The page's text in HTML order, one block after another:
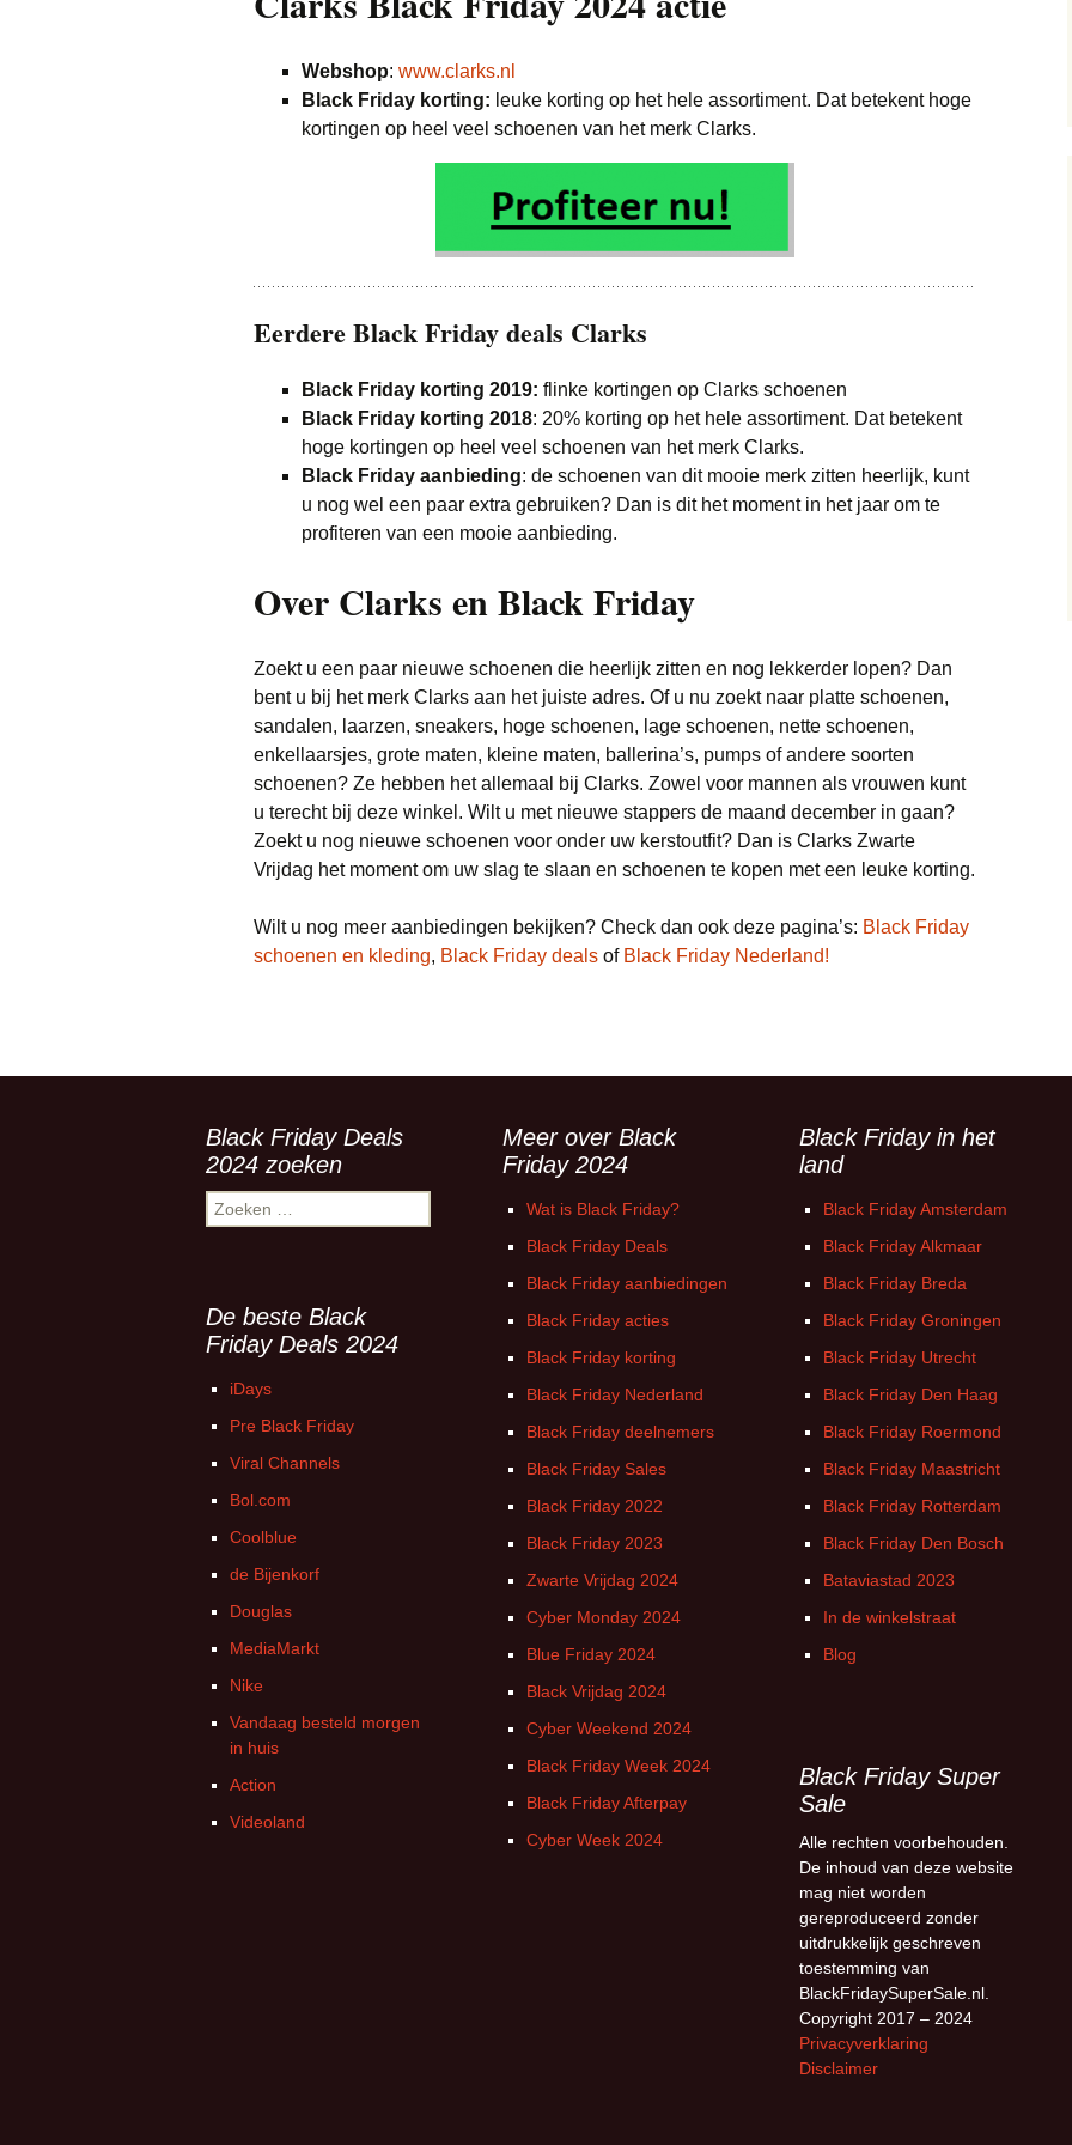
iPhone deals
E-readers deals
Google Home deals
Koffiemachine deals
Laptop deals
Playstation deals
Xbox deals
Scheerapparaten deals
Soundbar deals
Stofzuigers deals
Tablets deals
Energie deals
Horloge deals
Kleding & Schoenen
deals
Merkkleding deals
Tassen deals
Brillen & zonnebrillen
deals
Lingerie en Erotiek (18+)
Sport deals Fietsen deals
Supermarkten deals Airfryers deals
Foodbox deals
Pretpark deals
Lampen deals
Meubels deals
Philips Hue deals
Sanitair deals
Webshop: www.clarks.nl
Black Friday korting: leuke korting op het hele assortiment. Dat betekent hoge
kortingen op heel veel schoenen van het merk Clarks.
Eerdere Black Friday deals Clarks
Black Friday korting 2019: flinke kortingen op Clarks schoenen
Black Friday korting 2018: 20% korting op het hele assortiment. Dat betekent
hoge kortingen op heel veel schoenen van het merk Clarks.
Black Friday aanbieding: de schoenen van dit mooie merk zitten heerlijk, kunt
u nog wel een paar extra gebruiken? Dan is dit het moment in het jaar om te
profiteren van een mooie aanbieding.
Over Clarks en Black Friday
Zoekt u een paar nieuwe schoenen die heerlijk zitten en nog lekkerder lopen? Dan
bent u bij het merk Clarks aan het juiste adres. Of u nu zoekt naar platte schoenen,
sandalen, laarzen, sneakers, hoge schoenen, lage schoenen, nette schoenen,
enkellaarsjes, grote maten, kleine maten, ballerina’s, pumps of andere soorten
schoenen? Ze hebben het allemaal bij Clarks. Zowel voor mannen als vrouwen kunt
u terecht bij deze winkel. Wilt u met nieuwe stappers de maand december in gaan?
Zoekt u nog nieuwe schoenen voor onder uw kerstoutfit? Dan is Clarks Zwarte
Vrijdag het moment om uw slag te slaan en schoenen te kopen met een leuke korting.
Wilt u nog meer aanbiedingen bekijken? Check dan ook deze pagina’s: Black Friday
schoenen en kleding, Black Friday deals of Black Friday Nederland!
Black Friday Deals
2024 zoeken
Zoeken
naar:
Meer over Black
Friday 2024
Wat is Black Friday?
Black Friday Deals
Black Friday aanbiedingen
Black Friday acties
Black Friday korting
Black Friday Nederland
Black Friday deelnemers
Black Friday Sales
Black Friday 2022
Black Friday 2023
Zwarte Vrijdag 2024
Cyber Monday 2024
Blue Friday 2024
Black Vrijdag 2024
Cyber Weekend 2024
Black Friday Week 2024
Black Friday Afterpay
Cyber Week 2024
Black Friday in het
land
Black Friday Amsterdam
Black Friday Alkmaar
Black Friday Breda
Black Friday Groningen
Black Friday Utrecht
Black Friday Den Haag
Black Friday Roermond
Black Friday Maastricht
Black Friday Rotterdam
Black Friday Den Bosch
Bataviastad 2023
In de winkelstraat
Blog
De beste Black
Friday Deals 2024
iDays
Pre Black Friday
Viral Channels
Bol.com
Coolblue
de Bijenkorf
Douglas
MediaMarkt
Nike
Vandaag besteld morgen
in huis
Action
Videoland
Black Friday Super
Sale
Alle rechten voorbehouden.
De inhoud van deze website
mag niet worden
gereproduceerd zonder
uitdrukkelijk geschreven
toestemming van
BlackFridaySuperSale.nl.
Copyright 2017 – 2024
Privacyverklaring
Disclaimer